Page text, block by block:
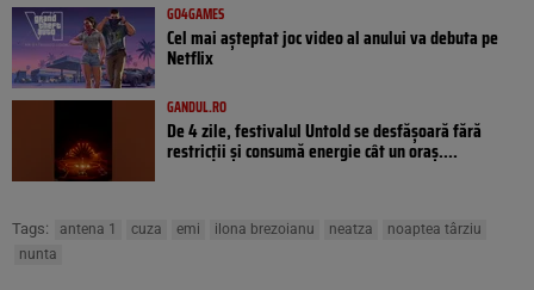
GO4GAMES
Cel mai așteptat joc video al anului va debuta pe
Netflix
GANDUL.RO
De 4 zile, festivalul Untold se desfășoară fără
restricții și consumă energie cât un oraș....
Tags: antena 1 cuza emi ilona brezoianu neatza
noaptea târziu
nunta